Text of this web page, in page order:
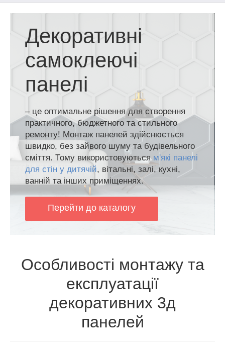
Декоративні
самоклеючі
панелі
– це оптимальне рішення для створення
практичного, бюджетного та стильного
ремонту! Монтаж панелей здійснюється
швидко, без зайвого шуму та будівельного
сміття. Тому використовуються м'які панелі
для стін у дитячій, вітальні, залі, кухні,
ванній та інших приміщеннях.
Перейти до каталогу
Особливості монтажу та
експлуатації
декоративних 3д
панелей